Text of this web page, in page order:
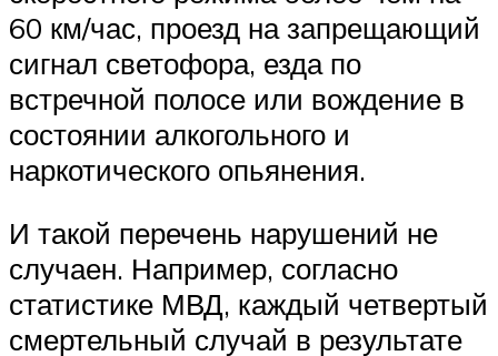
60 км/час, проезд на запрещающий
сигнал светофора, езда по
встречной полосе или вождение в
состоянии алкогольного и
наркотического опьянения.
И такой перечень нарушений не
случаен. Например, согласно
статистике МВД, каждый четвертый
смертельный случай в результате